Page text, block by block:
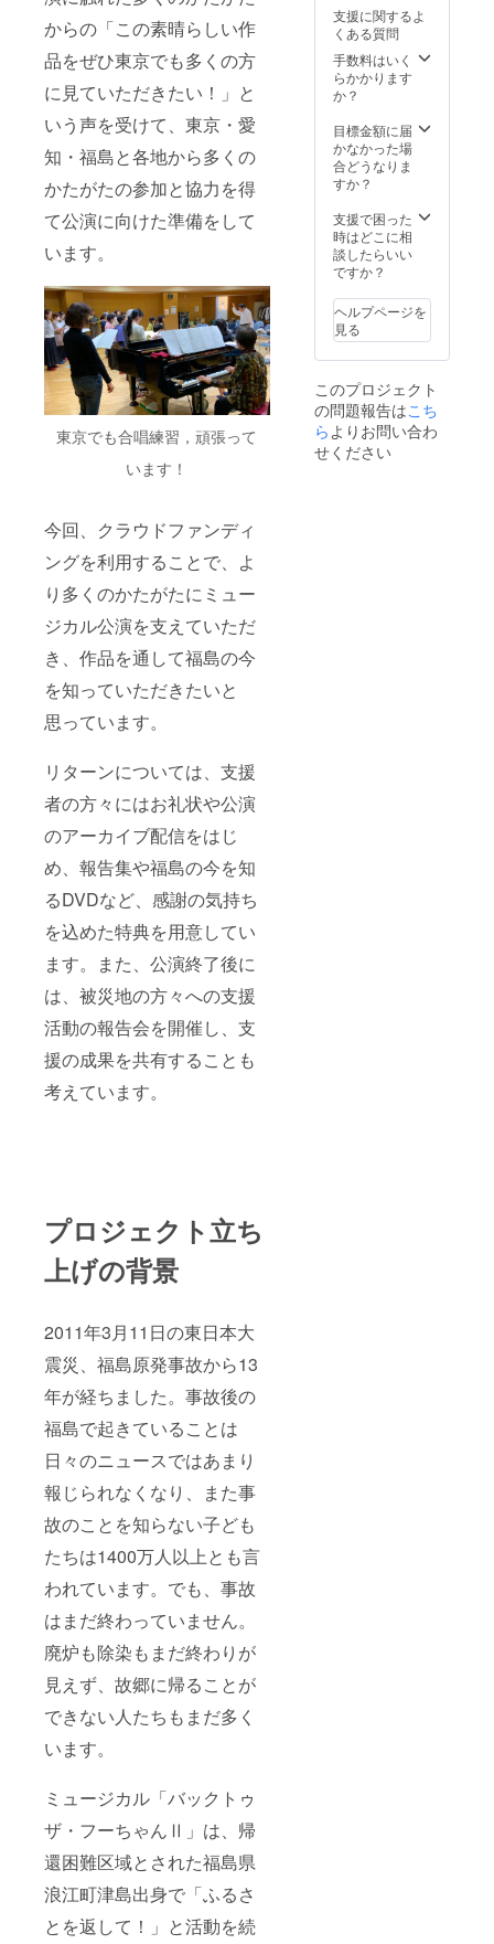
からの「この素晴らしい作
品をぜひ東京でも多くの方
に見ていただきたい！」と
いう声を受けて、東京・愛
知・福島と各地から多くの
かたがたの参加と協力を得
て公演に向けた準備をして
います。
東京でも合唱練習，頑張って
います！
今回、クラウドファンディ
ングを利用することで、よ
り多くのかたがたにミュー
ジカル公演を支えていただ
き、作品を通して福島の今
を知っていただきたいと
思っています。
リターンについては、支援
者の方々にはお礼状や公演
のアーカイブ配信をはじ
め、報告集や福島の今を知
るDVDなど、感謝の気持ち
を込めた特典を用意してい
ます。また、公演終了後に
は、被災地の方々への支援
活動の報告会を開催し、支
援の成果を共有することも
考えています。
プロジェクト立ち
上げの背景
2011年3月11日の東日本大
震災、福島原発事故から13
年が経ちました。事故後の
福島で起きていることは
日々のニュースではあまり
報じられなくなり、また事
故のことを知らない子ども
たちは1400万人以上とも言
われています。でも、事故
はまだ終わっていません。
廃炉も除染もまだ終わりが
見えず、故郷に帰ることが
できない人たちもまだ多く
います。
ミュージカル「バックトゥ
ザ・フーちゃんⅡ」は、帰
還困難区域とされた福島県
浪江町津島出身で「ふるさ
とを返して！」と活動を続
支援に関するよ
くある質問
手数料はいく
らかかります
か？
目標金額に届
かなかった場
合どうなりま
すか？
支援で困った
時はどこに相
談したらいい
ですか？
ヘルプページを
見る
このプロジェクト
の問題報告はこち
らよりお問い合わ
せください